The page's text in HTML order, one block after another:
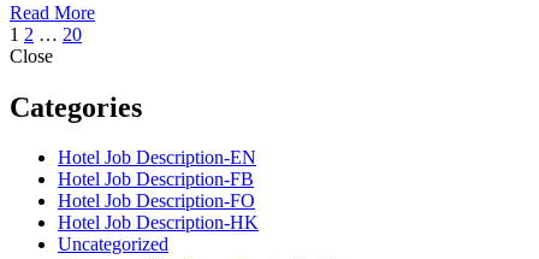
Read More
1 2 … 20
Close
Categories
Hotel Job Description-EN
Hotel Job Description-FB
Hotel Job Description-FO
Hotel Job Description-HK
Uncategorized